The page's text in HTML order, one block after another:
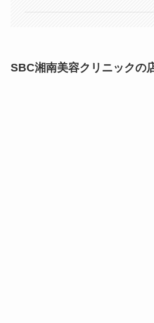
SBC湘南美容クリニックの